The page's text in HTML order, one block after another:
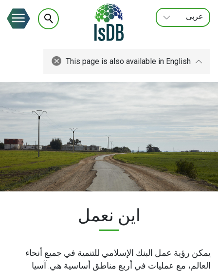
عربى
ENGLISH
FRANÇAIS
This page is also available in English
اين نعمل
يمكن رؤية عمل البنك الإسلامي للتنمية في جميع أنحاء
العالم، مع عمليات في أربع مناطق أساسية هي: آسيا